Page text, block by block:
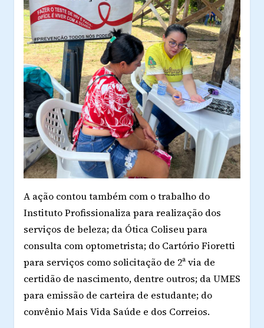
A ação contou também com o trabalho do
Instituto Profissionaliza para realização dos
serviços de beleza; da Ótica Coliseu para
consulta com optometrista; do Cartório Fioretti
para serviços como solicitação de 2ª via de
certidão de nascimento, dentre outros; da UMES
para emissão de carteira de estudante; do
convênio Mais Vida Saúde e dos Correios.